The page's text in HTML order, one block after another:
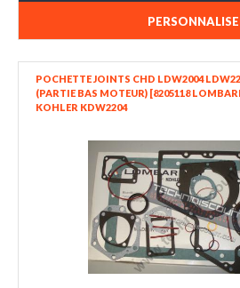
POCHETTE JOINTS CHD LDW2004
(PARTIE BAS MOTEUR) [8205118
KOHLER KDW2204